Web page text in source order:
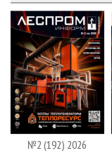
№2 (192) 2026